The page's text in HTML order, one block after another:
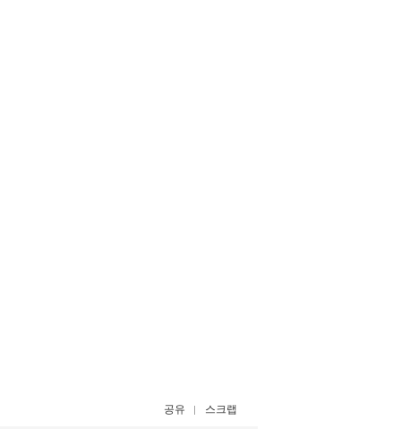
공유 스크랩